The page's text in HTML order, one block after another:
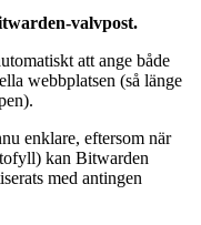
valvpost.
att ange både
webbplatsen (så länge
enklare, eftersom när
kan Bitwarden
med antingen